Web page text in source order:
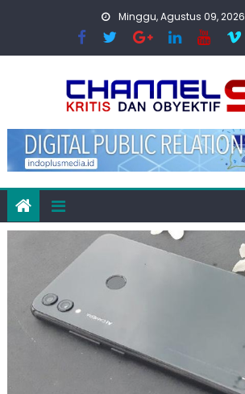
Minggu, Agustus 09, 2026